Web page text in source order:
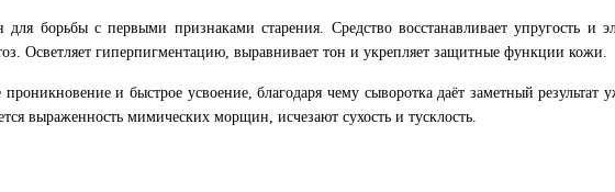
борьбы с первыми признаками старения. Средство восстанавливает упругость и
Осветляет гиперпигментацию, выравнивает тон и укрепляет защитные функции кожи.
и быстрое усвоение, благодаря чему сыворотка даёт заметный
выраженность мимических морщин, исчезают сухость и тусклость.